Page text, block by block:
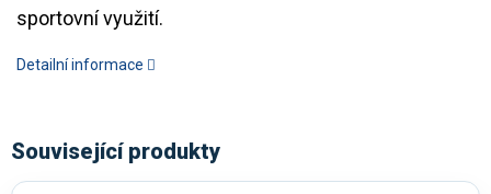
sportovní využití.
Detailní informace
Související produkty